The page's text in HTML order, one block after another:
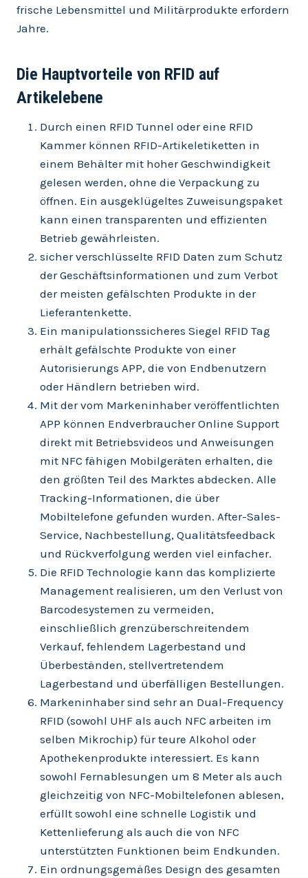
frische Lebensmittel und Militärprodukte erfordern
Jahre.
Die Hauptvorteile von RFID auf
Artikelebene
Durch einen RFID Tunnel oder eine RFID
Kammer können RFID-Artikeletiketten in
einem Behälter mit hoher Geschwindigkeit
gelesen werden, ohne die Verpackung zu
öffnen. Ein ausgeklügeltes Zuweisungspaket
kann einen transparenten und effizienten
Betrieb gewährleisten.
sicher verschlüsselte RFID Daten zum Schutz
der Geschäftsinformationen und zum Verbot
der meisten gefälschten Produkte in der
Lieferantenkette.
Ein manipulationssicheres Siegel RFID Tag
erhält gefälschte Produkte von einer
Autorisierungs APP, die von Endbenutzern
oder Händlern betrieben wird.
Mit der vom Markeninhaber veröffentlichten
APP können Endverbraucher Online Support
direkt mit Betriebsvideos und Anweisungen
mit NFC fähigen Mobilgeräten erhalten, die
den größten Teil des Marktes abdecken. Alle
Tracking-Informationen, die über
Mobiltelefone gefunden wurden. After-Sales-
Service, Nachbestellung, Qualitätsfeedback
und Rückverfolgung werden viel einfacher.
Die RFID Technologie kann das komplizierte
Management realisieren, um den Verlust von
Barcodesystemen zu vermeiden,
einschließlich grenzüberschreitendem
Verkauf, fehlendem Lagerbestand und
Überbeständen, stellvertretendem
Lagerbestand und überfälligen Bestellungen.
Markeninhaber sind sehr an Dual-Frequency
RFID (sowohl UHF als auch NFC arbeiten im
selben Mikrochip) für teure Alkohol oder
Apothekenprodukte interessiert. Es kann
sowohl Fernablesungen um 8 Meter als auch
gleichzeitig von NFC-Mobiltelefonen ablesen,
erfüllt sowohl eine schnelle Logistik und
Kettenlieferung als auch die von NFC
unterstützten Funktionen beim Endkunden.
Ein ordnungsgemäßes Design des gesamten